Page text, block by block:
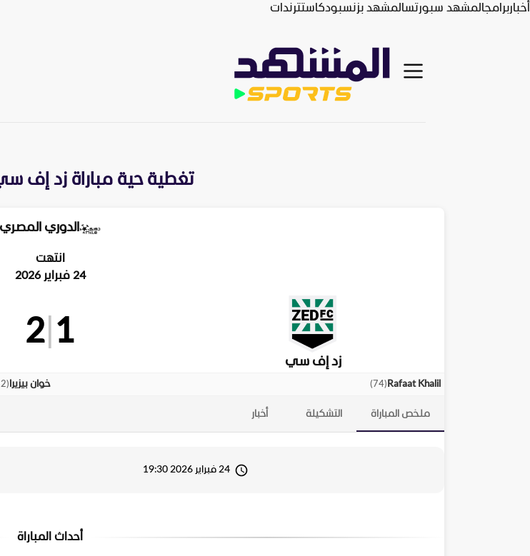
أخباربرامجالمشهد سبورتسالمشهد بزنسبودكاستترندات
تغطية حية مباراةزد إف
الدوري المصري
انتهت
24 فبراير 2026
زد إف سي
1
2
Rafaat Khalil
(
74
) خوان بيزيرا (
ملخص المباراة التشكيلة أخبار
24 فبراير 2026 19:30
أحداث المباراة